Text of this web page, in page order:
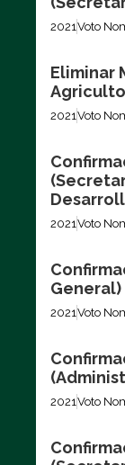
2021Voto
Eliminar
2021Voto
2021Voto
General)
2021Voto
2021Voto